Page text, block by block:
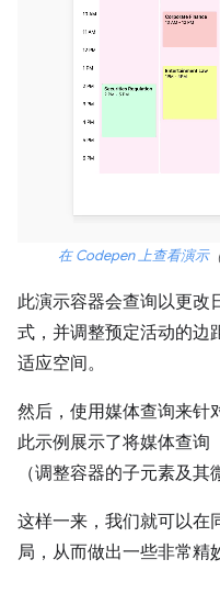
在 Codepen 上查看演示
此演示容器会查询以更改
式，并调整预定活动的边
适应空间。
然后，使用媒体查询来针
此示例展示了将媒体查询
（调整容器的子元素及其
这样一来，我们就可以在
局，从而做出一些非常精